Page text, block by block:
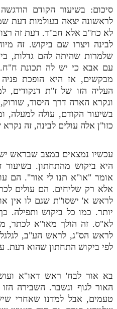
סיכום: בשיעור הקודם
לראשונה יצאה בעולמות דעת
לא כח"ב אלא חב"ד. דעת זה
לבינה ויצרו שם ביקוש. זה
שלמרות שהיתה להם גדלות,
עם אבא כי יש לה תכונת
מבקשים, אז היא הופכת
העליה הזו של ז"ת דנקודים,
ונקרא הארה דרך היסוד,
בשיעור הקודם, עולה למעלה,
כזו"ן אלה עולים לבינה, זה
עכשיו נמצאים במצב שבראש
היא ביקוש מהתחתון.
אומר "או"א תנו לי אור". הם
אלא רק שליחים. הם עולים
לראש א' ישסו"ת שגם לו אין
יותר. כמו כל ביקוש ותפילה.
לא"ס. זה הולך מאו"א
לראש הס"ג, לראש הע"ב,
לפי ביקוש התחתון שהוא דעת.
בא אור לבח' ראש דאו"א
האור לגוף ונשבר. השבירה
טעמים, אבל למדנו שאחרי